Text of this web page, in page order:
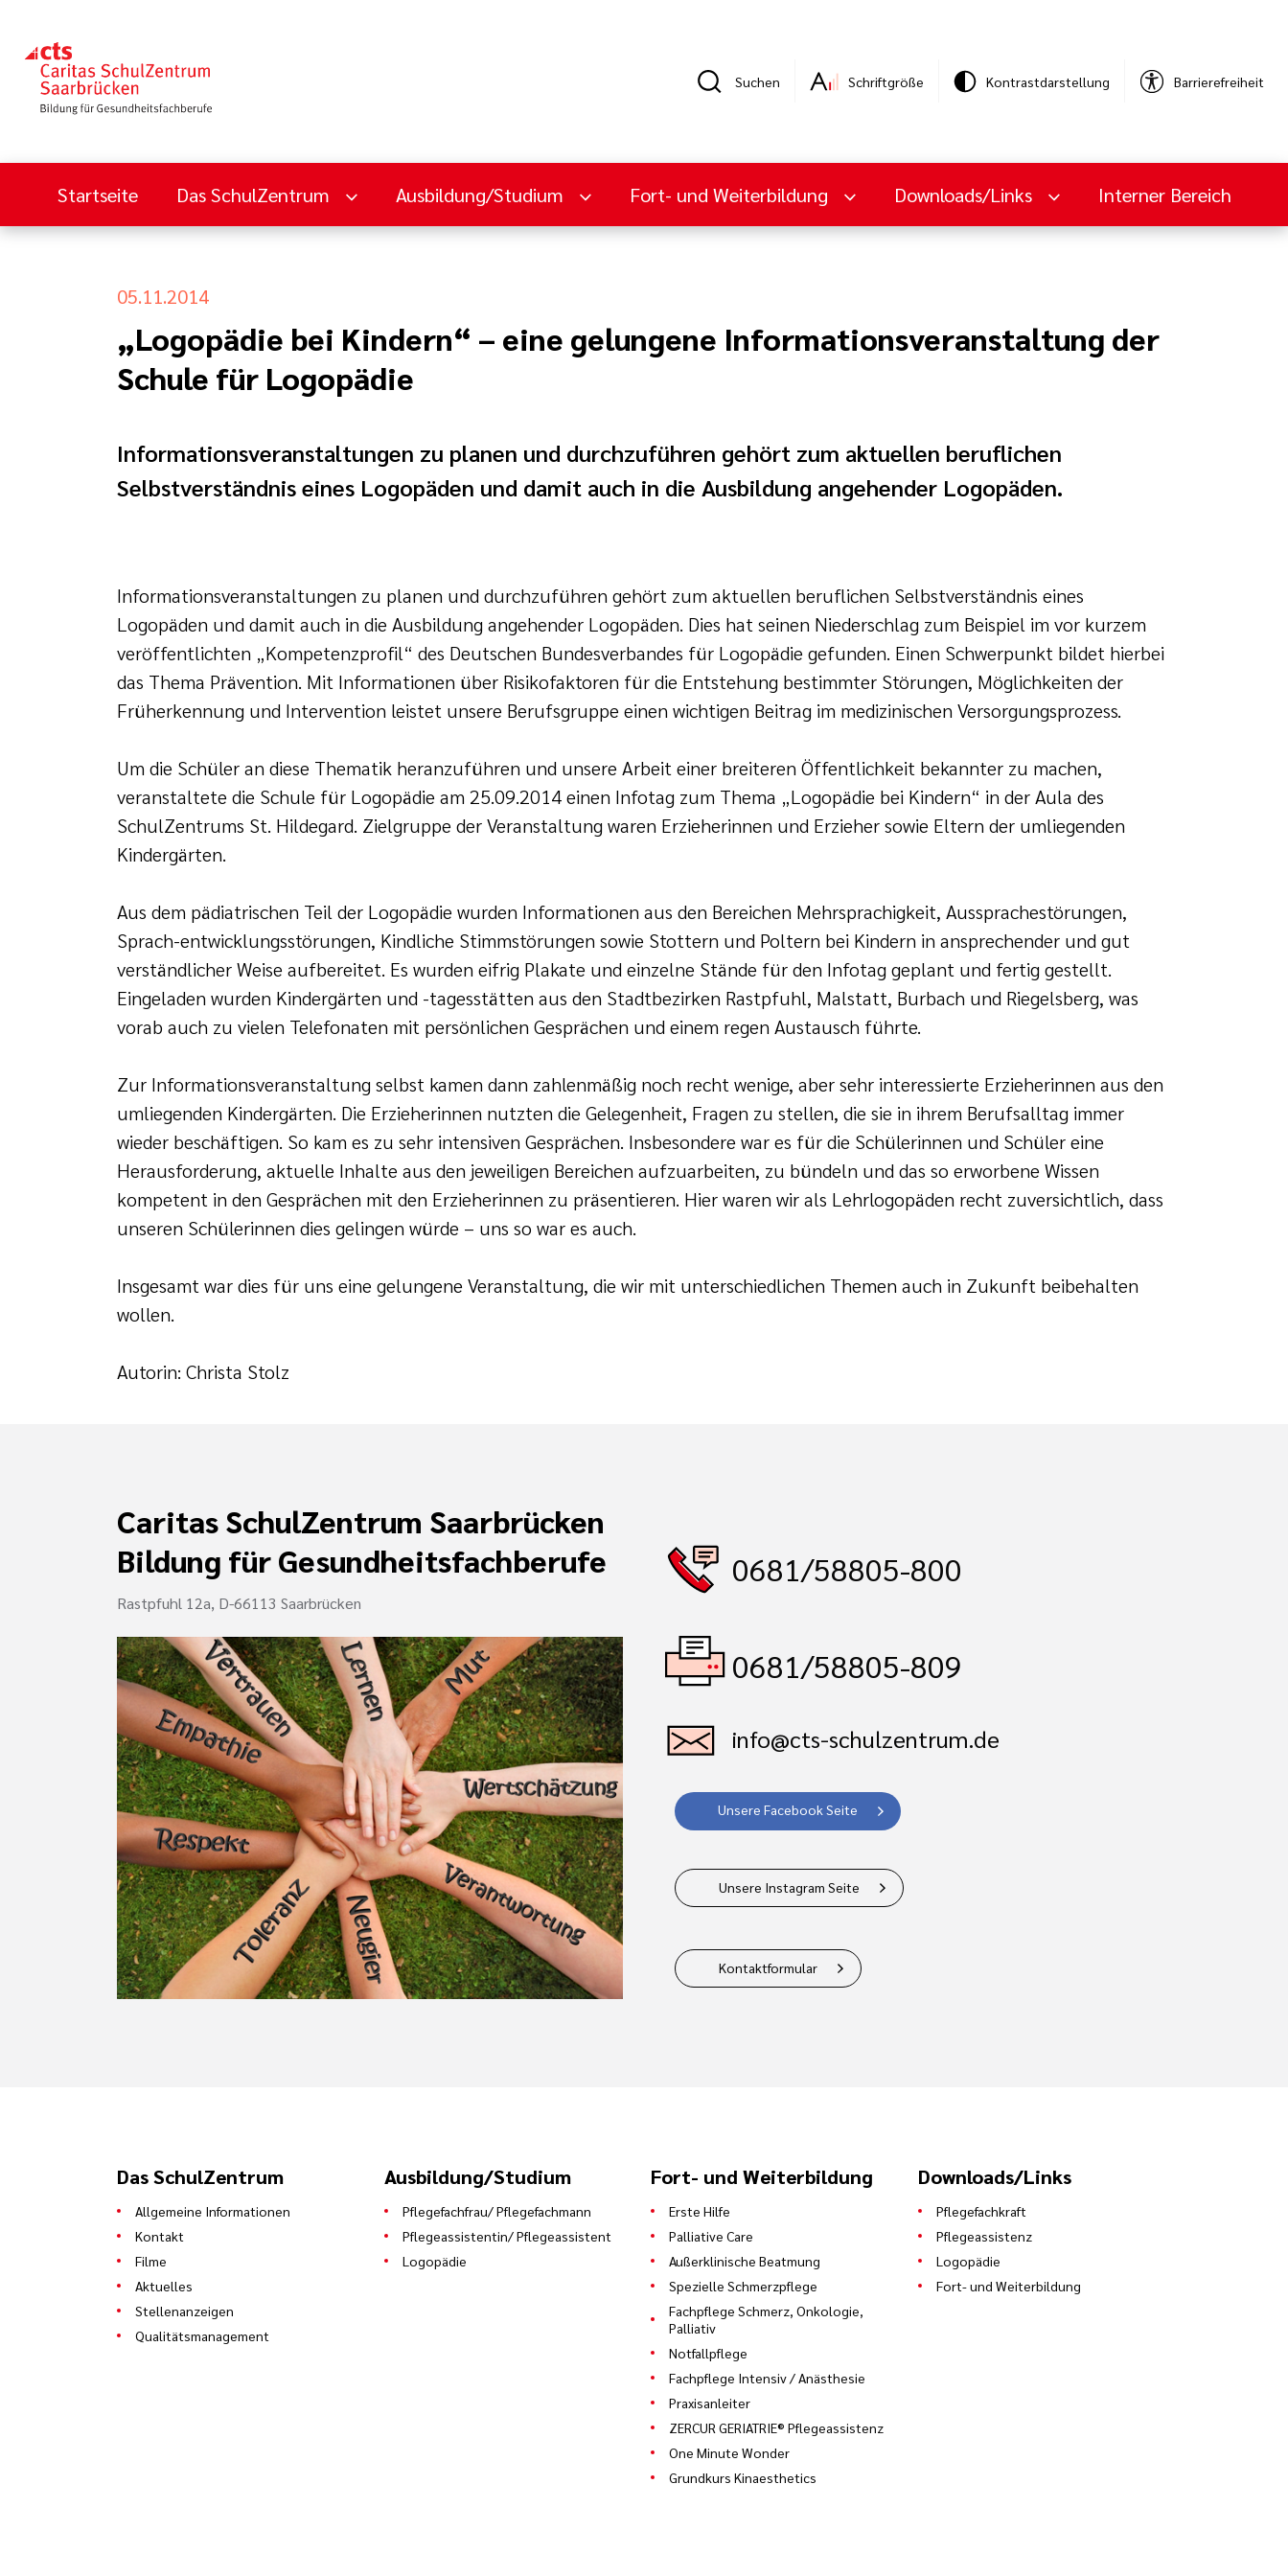
Suchen Schriftgröße Kontrastdarstellung Barrierefreiheit
Startseite Das SchulZentrum Ausbildung/Studium Fort- und Weiterbildung Downloads/Links Interner Bereich
05.11.2014
„Logopädie bei Kindern“ – eine gelungene Informationsveranstaltung der
Schule für Logopädie
Informationsveranstaltungen zu planen und durchzuführen gehört zum aktuellen beruflichen
Selbstverständnis eines Logopäden und damit auch in die Ausbildung angehender Logopäden.
Informationsveranstaltungen zu planen und durchzuführen gehört zum aktuellen beruflichen Selbstverständnis eines
Logopäden und damit auch in die Ausbildung angehender Logopäden. Dies hat seinen Niederschlag zum Beispiel im vor kurzem
veröffentlichten „Kompetenzprofil“ des Deutschen Bundesverbandes für Logopädie gefunden. Einen Schwerpunkt bildet hierbei
das Thema Prävention. Mit Informationen über Risikofaktoren für die Entstehung bestimmter Störungen, Möglichkeiten der
Früherkennung und Intervention leistet unsere Berufsgruppe einen wichtigen Beitrag im medizinischen Versorgungsprozess.
Um die Schüler an diese Thematik heranzuführen und unsere Arbeit einer breiteren Öffentlichkeit bekannter zu machen,
veranstaltete die Schule für Logopädie am 25.09.2014 einen Infotag zum Thema „Logopädie bei Kindern“ in der Aula des
SchulZentrums St. Hildegard. Zielgruppe der Veranstaltung waren Erzieherinnen und Erzieher sowie Eltern der umliegenden
Kindergärten.
Aus dem pädiatrischen Teil der Logopädie wurden Informationen aus den Bereichen Mehrsprachigkeit, Aussprachestörungen,
Sprach-entwicklungsstörungen, Kindliche Stimmstörungen sowie Stottern und Poltern bei Kindern in ansprechender und gut
verständlicher Weise aufbereitet. Es wurden eifrig Plakate und einzelne Stände für den Infotag geplant und fertig gestellt.
Eingeladen wurden Kindergärten und -tagesstätten aus den Stadtbezirken Rastpfuhl, Malstatt, Burbach und Riegelsberg, was
vorab auch zu vielen Telefonaten mit persönlichen Gesprächen und einem regen Austausch führte.
Zur Informationsveranstaltung selbst kamen dann zahlenmäßig noch recht wenige, aber sehr interessierte Erzieherinnen aus den
umliegenden Kindergärten. Die Erzieherinnen nutzten die Gelegenheit, Fragen zu stellen, die sie in ihrem Berufsalltag immer
wieder beschäftigen. So kam es zu sehr intensiven Gesprächen. Insbesondere war es für die Schülerinnen und Schüler eine
Herausforderung, aktuelle Inhalte aus den jeweiligen Bereichen aufzuarbeiten, zu bündeln und das so erworbene Wissen
kompetent in den Gesprächen mit den Erzieherinnen zu präsentieren. Hier waren wir als Lehrlogopäden recht zuversichtlich, dass
unseren Schülerinnen dies gelingen würde – uns so war es auch.
Insgesamt war dies für uns eine gelungene Veranstaltung, die wir mit unterschiedlichen Themen auch in Zukunft beibehalten
wollen.
Autorin: Christa Stolz
Caritas SchulZentrum Saarbrücken
Bildung für Gesundheitsfachberufe
Rastpfuhl 12a, D-66113 Saarbrücken
0681/58805-800
0681/58805-809
info@cts-schulzentrum.de
Unsere Facebook Seite
Unsere Instagram Seite
Kontaktformular
Das SchulZentrum
Allgemeine Informationen
Kontakt
Filme
Aktuelles
Stellenanzeigen
Qualitätsmanagement
Ausbildung/Studium
Pflegefachfrau/ Pflegefachmann
Pflegeassistentin/ Pflegeassistent
Logopädie
Fort- und Weiterbildung
Erste Hilfe
Palliative Care
Außerklinische Beatmung
Spezielle Schmerzpflege
Fachpflege Schmerz, Onkologie,
Palliativ
Notfallpflege
Fachpflege Intensiv / Anästhesie
Praxisanleiter
ZERCUR GERIATRIE® Pflegeassistenz
One Minute Wonder
Grundkurs Kinaesthetics
Downloads/Links
Pflegefachkraft
Pflegeassistenz
Logopädie
Fort- und Weiterbildung